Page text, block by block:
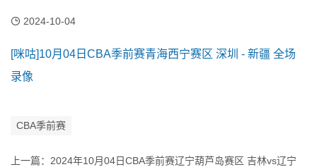
2024-10-04
[咪咕]10月04日CBA季前赛青海西宁赛区 深圳 - 新疆 全场
录像
CBA季前赛
上一篇： 2024年10月04日CBA季前赛辽宁葫芦岛赛区 吉林vs辽宁